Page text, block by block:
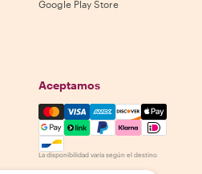
Google Play Store
Aceptamos
Mastercard, Visa, Amex,
La disponibilidad varía según el destino